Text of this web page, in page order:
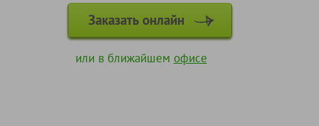
Заказать онлайн
или в ближайшем офисе